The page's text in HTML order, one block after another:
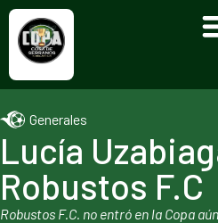
Generales
Lucía
Robustos F.C
Robustos F.C. no entró en la Copa